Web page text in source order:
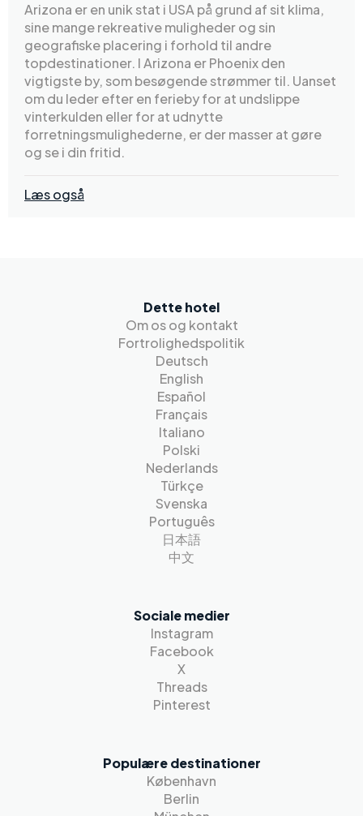
Arizona er en unik stat i USA på grund af sit klima,
sine mange rekreative muligheder og sin
geografiske placering i forhold til andre
topdestinationer. I Arizona er Phoenix den
vigtigste by, som besøgende strømmer til. Uanset
om du leder efter en ferieby for at undslippe
vinterkulden eller for at udnytte
forretningsmulighederne, er der masser at gøre
og se i din fritid.
Læs også
Dette hotel
Om os og kontakt
Fortrolighedspolitik
Deutsch
English
Español
Français
Italiano
Polski
Nederlands
Türkçe
Svenska
Português
日本語
中文
Sociale medier
Instagram
Facebook
X
Threads
Pinterest
Populære destinationer
København
Berlin